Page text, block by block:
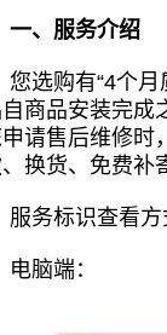
一、服务介绍
您选购有“4个
商品安装完成
请售后维修时
换货、免费补
服务标识查看方
电脑端：